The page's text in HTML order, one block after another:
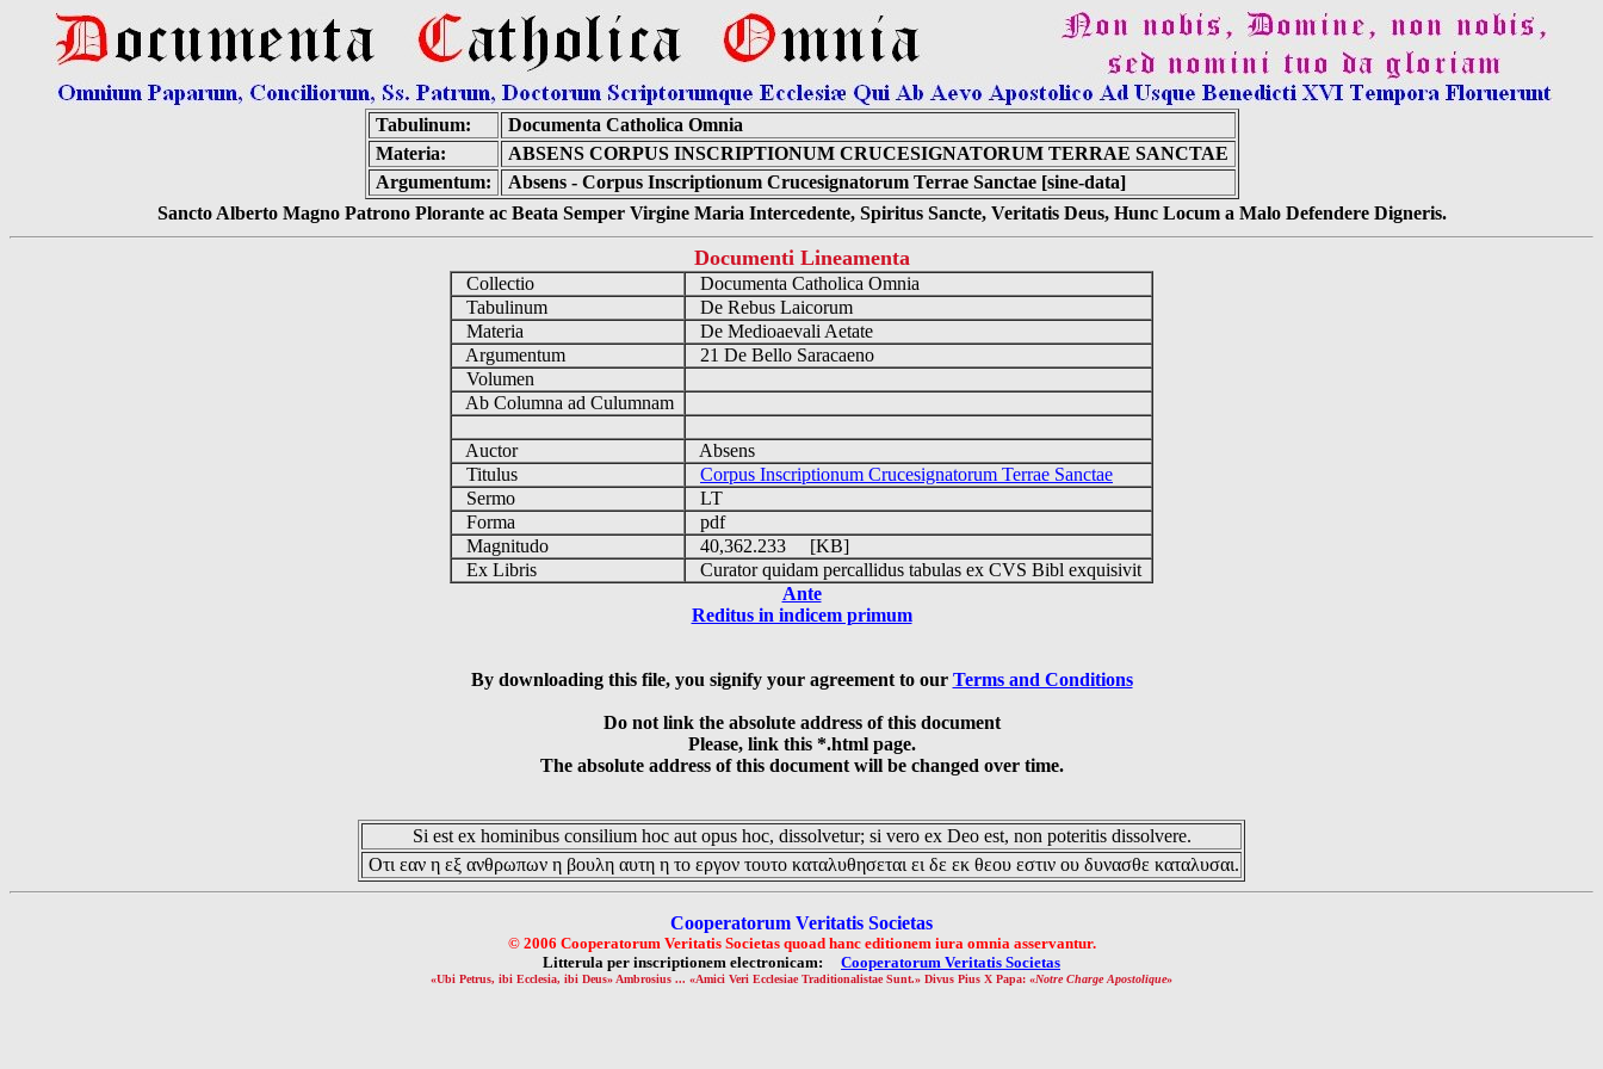
Tabulinum:
Documenta Catholica Omnia
Materia:
ABSENS CORPUS INSCRIPTIONUM CRUCESIGNATORUM TERRAE SANCTAE
Argumentum:
Absens - Corpus Inscriptionum Crucesignatorum Terrae Sanctae [sine-data]
Sancto Alberto Magno Patrono Plorante ac Beata Semper Virgine Maria Intercedente, Spiritus Sancte, Veritatis Deus, Hunc Locum a Malo Defendere Digneris.
Documenti Lineamenta
Collectio
Documenta Catholica Omnia
Tabulinum
De Rebus Laicorum
Materia
De Medioaevali Aetate
Argumentum
21 De Bello Saracaeno
Volumen
Ab Columna ad Culumnam
Auctor
Absens
Titulus
Corpus Inscriptionum Crucesignatorum Terrae Sanctae
Sermo
LT
Forma
pdf
Magnitudo
40,362.233 [KB]
Ex Libris
Curator quidam percallidus tabulas ex CVS Bibl exquisivit
Ante
Reditus in indicem primum
By downloading this file, you signify your agreement to our Terms and Conditions
Do not link the absolute address of this document
Please, link this *.html page.
The absolute address of this document will be changed over time.
Si est ex hominibus consilium hoc aut opus hoc, dissolvetur; si vero ex Deo est, non poteritis dissolvere.
Οτι εαν η εξ ανθρωπων η βουλη αυτη η το εργον τουτο καταλυθησεται ει δε εκ θεου εστιν ου δυνασθε καταλυσαι.
Cooperatorum Veritatis Societas
© 2006 Cooperatorum Veritatis Societas quoad hanc editionem iura omnia asservantur.
Litterula per inscriptionem electronicam: Cooperatorum Veritatis Societas
«Ubi Petrus, ibi Ecclesia, ibi Deus» Ambrosius ... «Amici Veri Ecclesiae Traditionalistae Sunt.» Divus Pius X Papa: «Notre Charge Apostolique»